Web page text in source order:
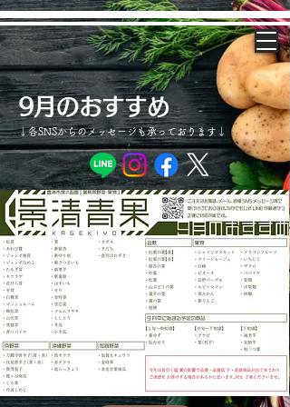
9月のおすすめ
↓各SNSからのメッセージも承っております↓